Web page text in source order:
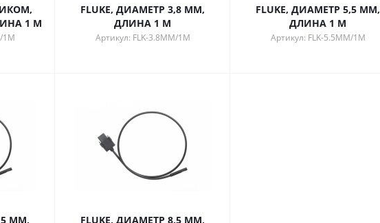
1 М
1M
FLUKE, ДИАМЕТР 3,8 ММ,
ДЛИНА 1 М
Артикул: FLK-3.8MM/1M
FLUKE, ДИАМЕТР 5,5 ММ,
ДЛИНА 1 М
Артикул: FLK-5.5MM/1M
ММ,
FLUKE, ДИАМЕТР 8,5 ММ,